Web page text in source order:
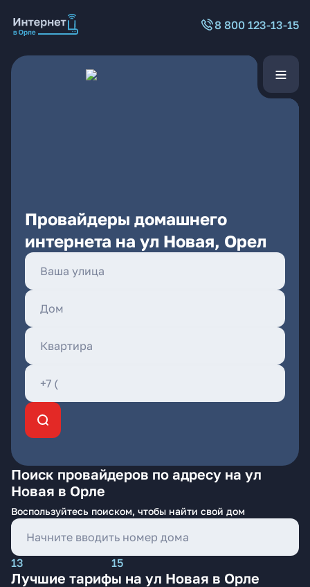
8 800 123-13-15
Провайдеры домашнего
интернета на ул Новая, Орел
Поиск провайдеров по адресу на ул
Новая в Орле
Воспользуйтесь поиском, чтобы найти свой дом
13 15
Лучшие тарифы на ул Новая в Орле